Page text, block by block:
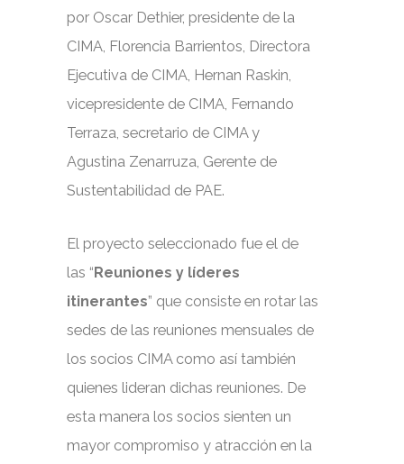
por Oscar Dethier, presidente de la
CIMA, Florencia Barrientos, Directora
Ejecutiva de CIMA, Hernan Raskin,
vicepresidente de CIMA, Fernando
Terraza, secretario de CIMA y
Agustina Zenarruza, Gerente de
Sustentabilidad de PAE.
El proyecto seleccionado fue el de
las “Reuniones y líderes
itinerantes” que consiste en rotar las
sedes de las reuniones mensuales de
los socios CIMA como así también
quienes lideran dichas reuniones. De
esta manera los socios sienten un
mayor compromiso y atracción en la